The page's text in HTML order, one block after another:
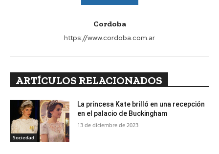
Cordoba
https://www.cordoba.com.ar
ARTÍCULOS RELACIONADOS
Sociedad
La princesa Kate brilló en una recepción
en el palacio de Buckingham
13 de diciembre de 2023